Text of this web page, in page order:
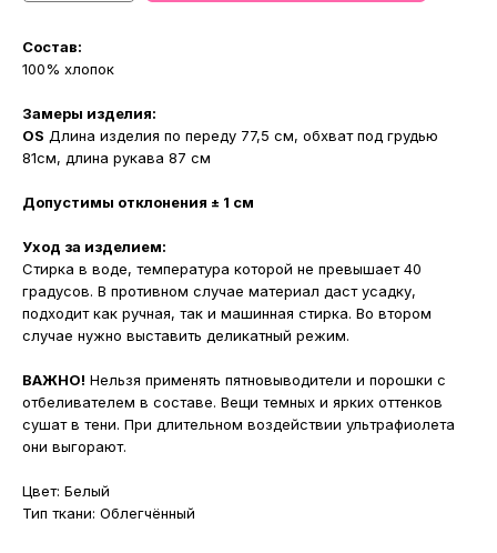
Состав:
100% хлопок
Замеры изделия:
OS Длина изделия по переду 77,5 см, обхват под грудью
81см, длина рукава 87 см
Допустимы отклонения ± 1 см
Уход за изделием:
Стирка в воде, температура которой не превышает 40
градусов. В противном случае материал даст усадку,
подходит как ручная, так и машинная стирка. Во втором
случае нужно выставить деликатный режим.
ВАЖНО! Нельзя применять пятновыводители и порошки с
отбеливателем в составе. Вещи темных и ярких оттенков
сушат в тени. При длительном воздействии ультрафиолета
они выгорают.
Цвет: Белый
Тип ткани: Облегчённый
МАГАЗИНЫ
Потрогать, примерить,
наш бренд вы можете по адресу